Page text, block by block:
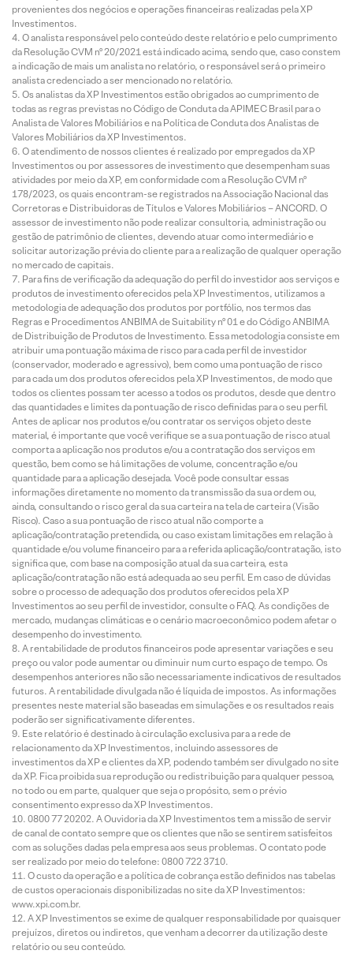
provenientes dos negócios e operações financeiras realizadas pela XP
Investimentos.
O analista responsável pelo conteúdo deste relatório e pelo cumprimento
da Resolução CVM nº 20/2021 está indicado acima, sendo que, caso constem
a indicação de mais um analista no relatório, o responsável será o primeiro
analista credenciado a ser mencionado no relatório.
Os analistas da XP Investimentos estão obrigados ao cumprimento de
todas as regras previstas no Código de Conduta da APIMEC Brasil para o
Analista de Valores Mobiliários e na Política de Conduta dos Analistas de
Valores Mobiliários da XP Investimentos.
O atendimento de nossos clientes é realizado por empregados da XP
Investimentos ou por assessores de investimento que desempenham suas
atividades por meio da XP, em conformidade com a Resolução CVM nº
178/2023, os quais encontram-se registrados na Associação Nacional das
Corretoras e Distribuidoras de Títulos e Valores Mobiliários – ANCORD. O
assessor de investimento não pode realizar consultoria, administração ou
gestão de patrimônio de clientes, devendo atuar como intermediário e
solicitar autorização prévia do cliente para a realização de qualquer operação
no mercado de capitais.
Para fins de verificação da adequação do perfil do investidor aos serviços e
produtos de investimento oferecidos pela XP Investimentos, utilizamos a
metodologia de adequação dos produtos por portfólio, nos termos das
Regras e Procedimentos ANBIMA de Suitability nº 01 e do Código ANBIMA
de Distribuição de Produtos de Investimento. Essa metodologia consiste em
atribuir uma pontuação máxima de risco para cada perfil de investidor
(conservador, moderado e agressivo), bem como uma pontuação de risco
para cada um dos produtos oferecidos pela XP Investimentos, de modo que
todos os clientes possam ter acesso a todos os produtos, desde que dentro
das quantidades e limites da pontuação de risco definidas para o seu perfil.
Antes de aplicar nos produtos e/ou contratar os serviços objeto deste
material, é importante que você verifique se a sua pontuação de risco atual
comporta a aplicação nos produtos e/ou a contratação dos serviços em
questão, bem como se há limitações de volume, concentração e/ou
quantidade para a aplicação desejada. Você pode consultar essas
informações diretamente no momento da transmissão da sua ordem ou,
ainda, consultando o risco geral da sua carteira na tela de carteira (Visão
Risco). Caso a sua pontuação de risco atual não comporte a
aplicação/contratação pretendida, ou caso existam limitações em relação à
quantidade e/ou volume financeiro para a referida aplicação/contratação, isto
significa que, com base na composição atual da sua carteira, esta
aplicação/contratação não está adequada ao seu perfil. Em caso de dúvidas
sobre o processo de adequação dos produtos oferecidos pela XP
Investimentos ao seu perfil de investidor, consulte o FAQ. As condições de
mercado, mudanças climáticas e o cenário macroeconômico podem afetar o
desempenho do investimento.
A rentabilidade de produtos financeiros pode apresentar variações e seu
preço ou valor pode aumentar ou diminuir num curto espaço de tempo. Os
desempenhos anteriores não são necessariamente indicativos de resultados
futuros. A rentabilidade divulgada não é líquida de impostos. As informações
presentes neste material são baseadas em simulações e os resultados reais
poderão ser significativamente diferentes.
Este relatório é destinado à circulação exclusiva para a rede de
relacionamento da XP Investimentos, incluindo assessores de
investimentos da XP e clientes da XP, podendo também ser divulgado no site
da XP. Fica proibida sua reprodução ou redistribuição para qualquer pessoa,
no todo ou em parte, qualquer que seja o propósito, sem o prévio
consentimento expresso da XP Investimentos.
0800 77 20202. A Ouvidoria da XP Investimentos tem a missão de servir
de canal de contato sempre que os clientes que não se sentirem satisfeitos
com as soluções dadas pela empresa aos seus problemas. O contato pode
ser realizado por meio do telefone: 0800 722 3710.
O custo da operação e a política de cobrança estão definidos nas tabelas
de custos operacionais disponibilizadas no site da XP Investimentos:
www.xpi.com.br.
A XP Investimentos se exime de qualquer responsabilidade por quaisquer
prejuízos, diretos ou indiretos, que venham a decorrer da utilização deste
relatório ou seu conteúdo.